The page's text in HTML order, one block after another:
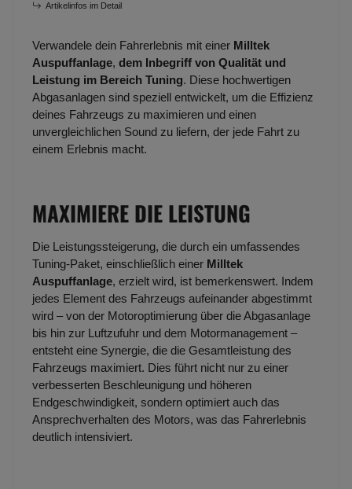
Artikelinfos im Detail
Verwandele dein Fahrerlebnis mit einer Milltek
Auspuffanlage, dem Inbegriff von Qualität und
Leistung im Bereich Tuning. Diese hochwertigen
Abgasanlagen sind speziell entwickelt, um die Effizienz
deines Fahrzeugs zu maximieren und einen
unvergleichlichen Sound zu liefern, der jede Fahrt zu
einem Erlebnis macht.
MAXIMIERE DIE LEISTUNG
Die Leistungssteigerung, die durch ein umfassendes
Tuning-Paket, einschließlich einer Milltek
Auspuffanlage, erzielt wird, ist bemerkenswert. Indem
jedes Element des Fahrzeugs aufeinander abgestimmt
wird – von der Motoroptimierung über die Abgasanlage
bis hin zur Luftzufuhr und dem Motormanagement –
entsteht eine Synergie, die die Gesamtleistung des
Fahrzeugs maximiert. Dies führt nicht nur zu einer
verbesserten Beschleunigung und höheren
Endgeschwindigkeit, sondern optimiert auch das
Ansprechverhalten des Motors, was das Fahrerlebnis
deutlich intensiviert.